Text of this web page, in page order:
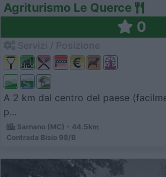
Agriturismo Le Querce
0
A 2 km dal centro del paese
p...
Sarnano (MC) - 44.5km
Contrada Bisio 98/B